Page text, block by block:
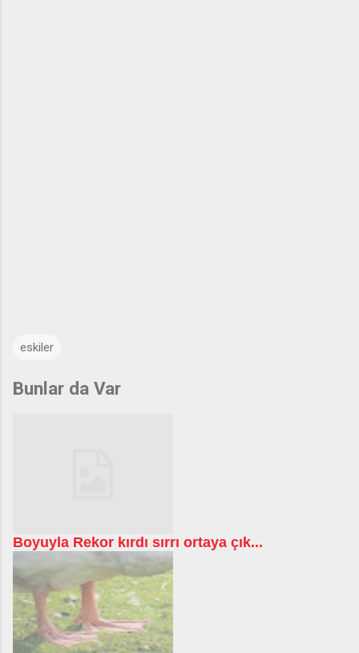
eskiler
Bunlar da Var
Boyuyla Rekor kırdı sırrı ortaya çık...